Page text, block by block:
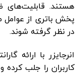
هستند. قابلیت‌های
پخش باتری از
در نظر گرفته شوند.
انرجایزر با ارائه
کاربران را جلب